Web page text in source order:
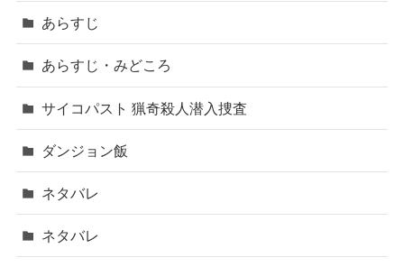
あらすじ
あらすじ・みどころ
サイコパスト 猟奇殺人潜入捜査
ダンジョン飯
ネタバレ
ネタバレ